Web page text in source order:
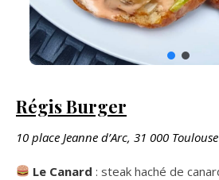
Régis Burger
10 place Jeanne d’Arc, 31 000 Toulouse
Le Canard : steak haché de